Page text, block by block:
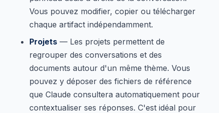
Vous pouvez modifier, copier ou télécharger
chaque artifact indépendamment.
Projets — Les projets permettent de
regrouper des conversations et des
documents autour d'un même thème. Vous
pouvez y déposer des fichiers de référence
que Claude consultera automatiquement pour
contextualiser ses réponses. C'est idéal pour